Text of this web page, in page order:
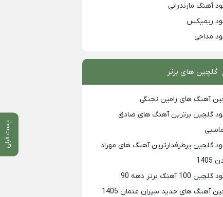
پست قبلی
آهنگ مازندرانی
ریمیکس
مداحی
گلچین های برتر
آهنگ های رامین تجنگی
گلچین برترین آهنگ های صادق
گلچین پرطرفدارترین آهنگ های مهراد
100 آهنگ برتر دهه 90
آهنگ های جدید سیران عثمان 1405